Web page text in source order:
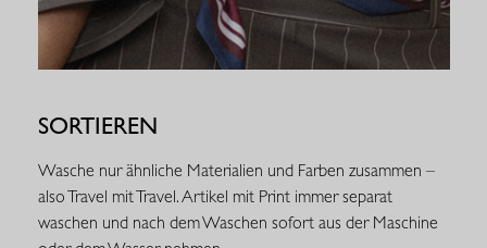
SORTIEREN
Wasche nur ähnliche Materialien und Farben zusammen –
also Travel mit Travel. Artikel mit Print immer separat
waschen und nach dem Waschen sofort aus der Maschine